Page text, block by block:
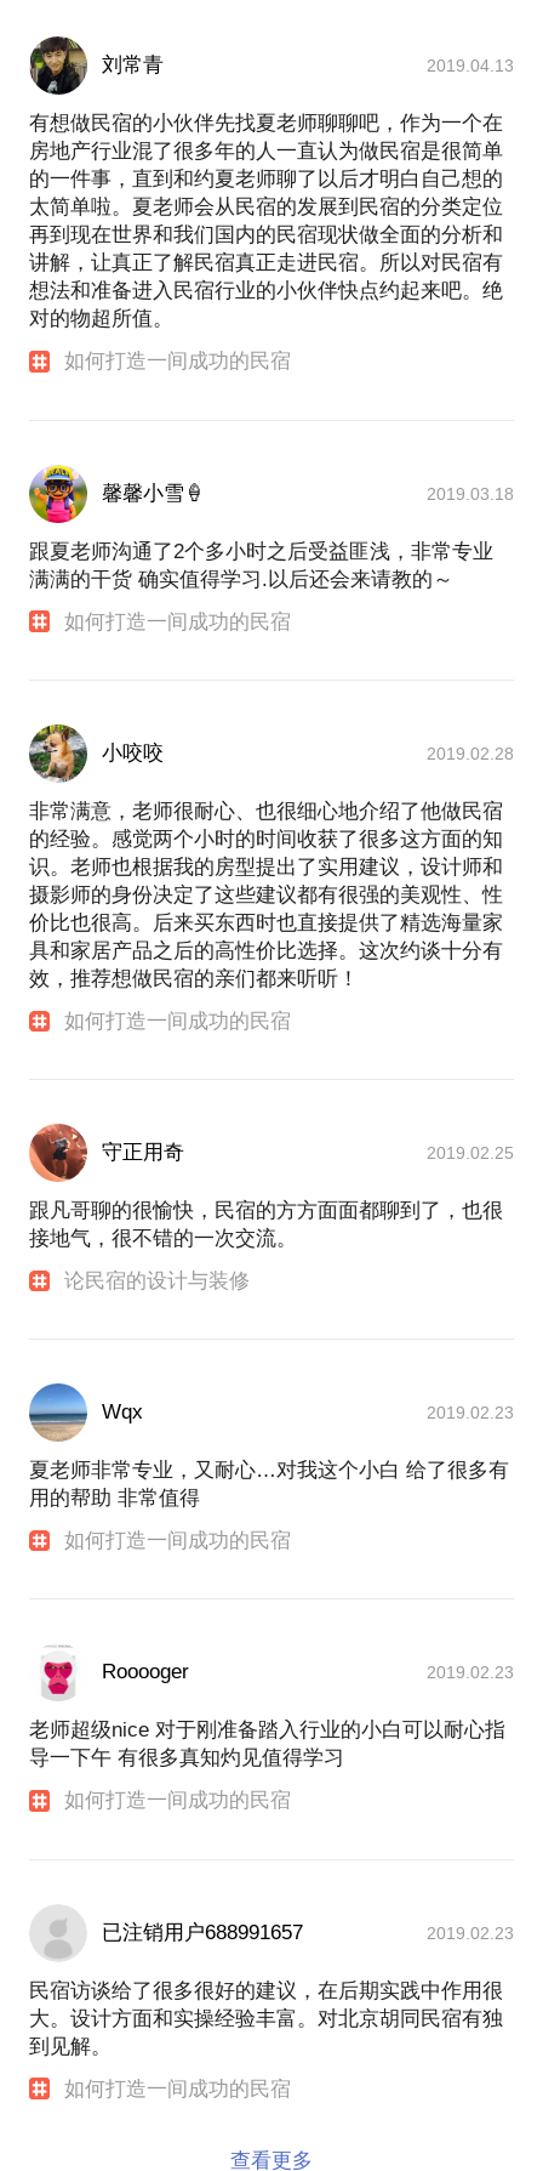
刘常青 2019.04.13
有想做民宿的小伙伴先找夏老师聊聊吧，作为一个在
房地产行业混了很多年的人一直认为做民宿是很简单
的一件事，直到和约夏老师聊了以后才明白自己想的
太简单啦。夏老师会从民宿的发展到民宿的分类定位
再到现在世界和我们国内的民宿现状做全面的分析和
讲解，让真正了解民宿真正走进民宿。所以对民宿有
想法和准备进入民宿行业的小伙伴快点约起来吧。绝
对的物超所值。
如何打造一间成功的民宿
馨馨小雪🍦 2019.03.18
跟夏老师沟通了2个多小时之后受益匪浅，非常专业
满满的干货 确实值得学习.以后还会来请教的～
如何打造一间成功的民宿
小咬咬 2019.02.28
非常满意，老师很耐心、也很细心地介绍了他做民宿
的经验。感觉两个小时的时间收获了很多这方面的知
识。老师也根据我的房型提出了实用建议，设计师和
摄影师的身份决定了这些建议都有很强的美观性、性
价比也很高。后来买东西时也直接提供了精选海量家
具和家居产品之后的高性价比选择。这次约谈十分有
效，推荐想做民宿的亲们都来听听！
如何打造一间成功的民宿
守正用奇 2019.02.25
跟凡哥聊的很愉快，民宿的方方面面都聊到了，也很
接地气，很不错的一次交流。
论民宿的设计与装修
Wqx 2019.02.23
夏老师非常专业，又耐心…对我这个小白 给了很多有
用的帮助 非常值得
如何打造一间成功的民宿
Rooooger 2019.02.23
老师超级nice 对于刚准备踏入行业的小白可以耐心指
导一下午 有很多真知灼见值得学习
如何打造一间成功的民宿
已注销用户688991657 2019.02.23
民宿访谈给了很多很好的建议，在后期实践中作用很
大。设计方面和实操经验丰富。对北京胡同民宿有独
到见解。
如何打造一间成功的民宿
查看更多